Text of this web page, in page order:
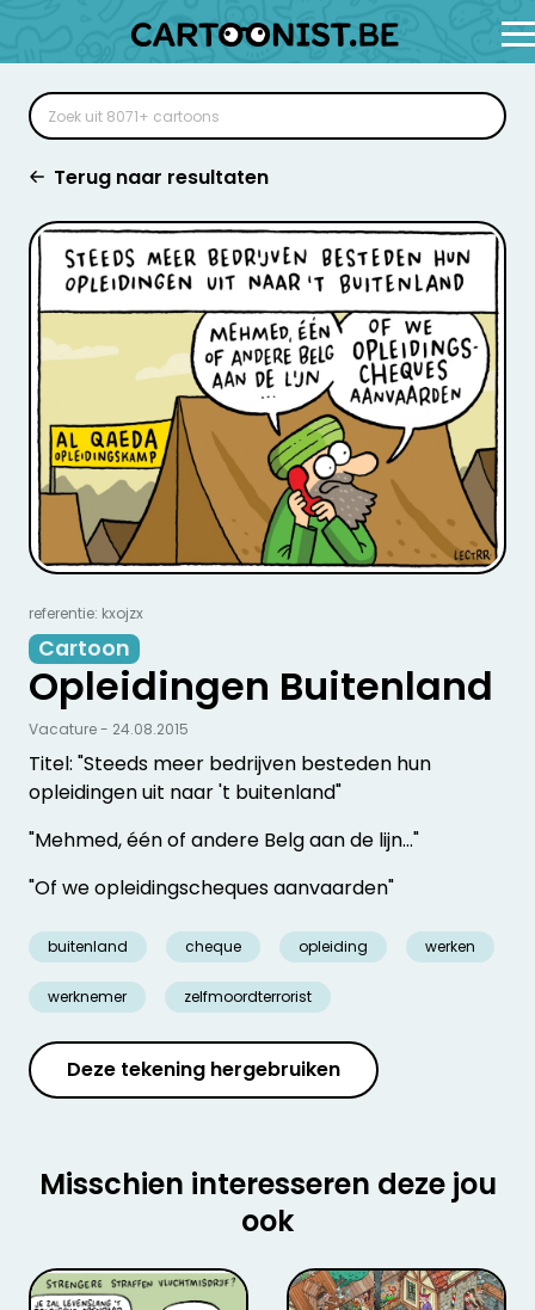
Terug naar resultaten
referentie: kxojzx
Cartoon
Opleidingen Buitenland
Titel: "Steeds meer bedrijven besteden hun
opleidingen uit naar 't buitenland"
"Mehmed, één of andere Belg aan de lijn…"
"Of we opleidingscheques aanvaarden"
buitenland cheque opleiding werken
werknemer zelfmoordterrorist
Vacature - 24.08.2015
Deze tekening hergebruiken
Misschien interesseren deze jou
ook